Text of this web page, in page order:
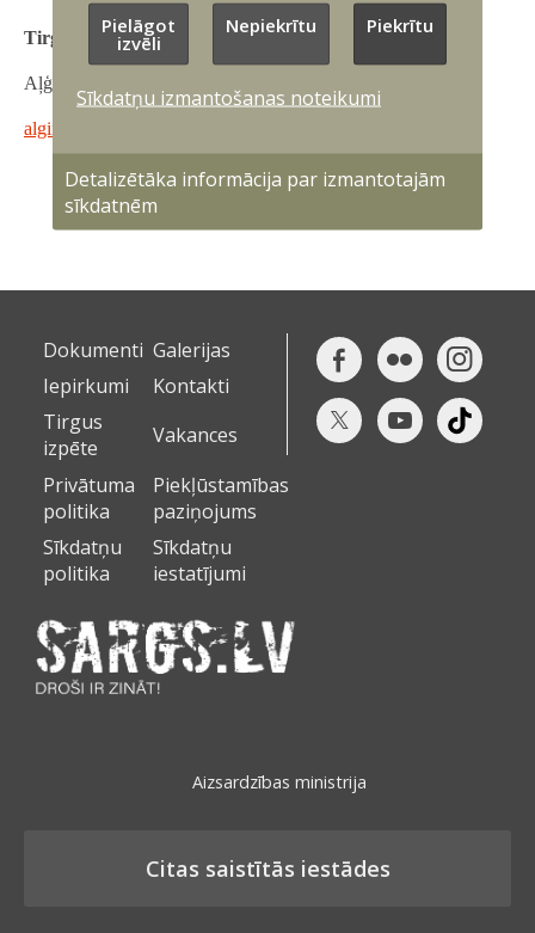
Tirgus izpētes kontaktpersona:
Aļģirts Dievaitis
algirts.dievaitis@mil.lv
Dokumenti Galerijas
Iepirkumi
Kontakti
Tirgus
izpēte
Vakances
Privātuma
politika
Piekļūstamības
paziņojums
Sīkdatņu
politika
Sīkdatņu
iestatījumi
Aizsardzības ministrija
Citas saistītās iestādes
Pielāgot
izvēli
Nepiekrītu Piekrītu
Sīkdatņu izmantošanas noteikumi
Detalizētāka informācija par izmantotajām
sīkdatnēm